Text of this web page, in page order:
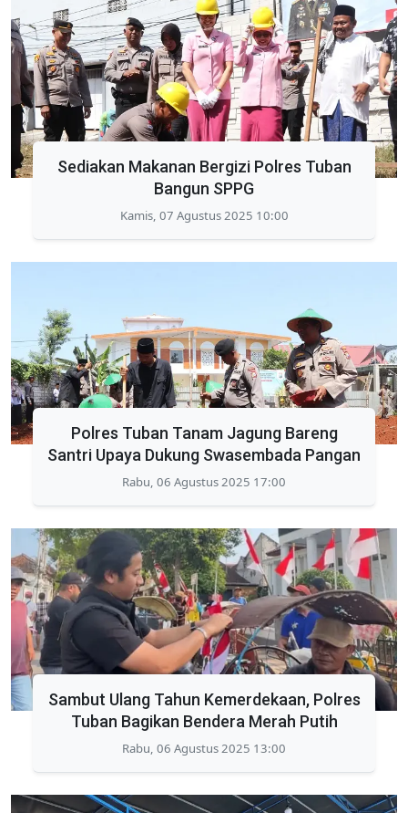
Sediakan Makanan Bergizi Polres Tuban
Bangun SPPG
Kamis, 07 Agustus 2025 10:00
Polres Tuban Tanam Jagung Bareng
Santri Upaya Dukung Swasembada Pangan
Rabu, 06 Agustus 2025 17:00
Sambut Ulang Tahun Kemerdekaan, Polres
Tuban Bagikan Bendera Merah Putih
Rabu, 06 Agustus 2025 13:00